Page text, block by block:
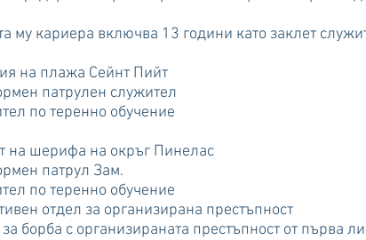
му кариера включва 13 години като заклет
на плажа Сейнт Пийт
патрулен служител
по теренно обучение
на шерифа на окръг Пинелас
патрул Зам.
по теренно обучение
отдел за организирана престъпност
борба с организираната престъпност от първа